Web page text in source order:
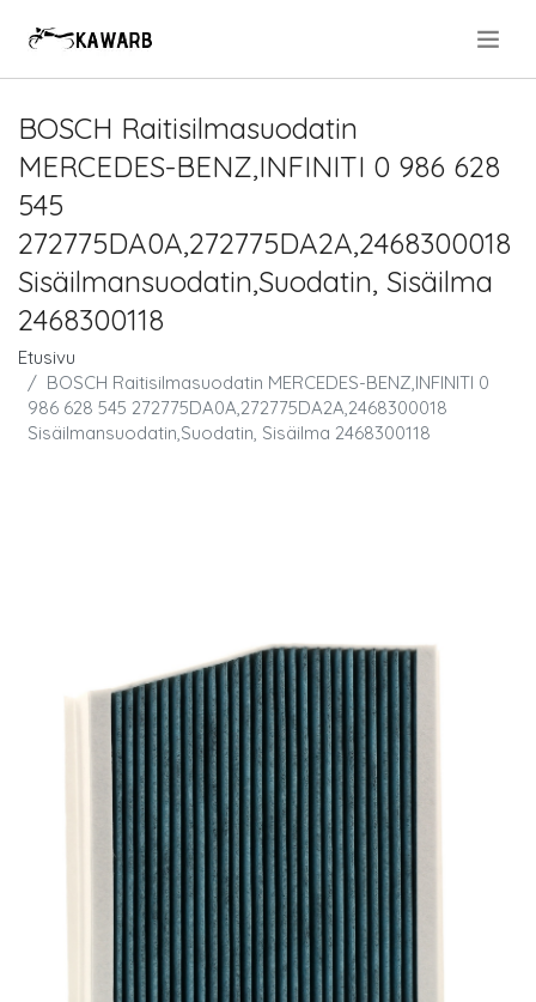
BOSCH Raitisilmasuodatin
MERCEDES-BENZ,INFINITI 0 986 628
545
272775DA0A,272775DA2A,2468300018
Sisäilmansuodatin,Suodatin, Sisäilma
2468300118
Etusivu
BOSCH Raitisilmasuodatin MERCEDES-BENZ,INFINITI 0
986 628 545 272775DA0A,272775DA2A,2468300018
Sisäilmansuodatin,Suodatin, Sisäilma 2468300118